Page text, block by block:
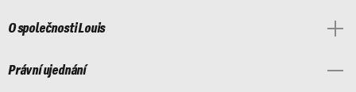
O společnosti Louis
Právní ujednání